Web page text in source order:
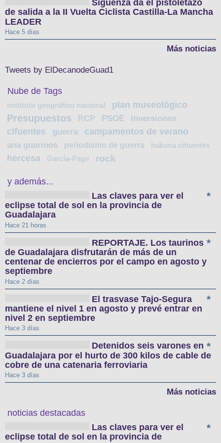
Sigüenza da el pistoletazo
de salida a la II Vuelta Ciclista Castilla-La Mancha
LEADER
Hace 5 días
Más noticias
Tweets by ElDecanodeGuad1
Nube de Tags
instituto geográfico nacional plan museológico
Presupuestos RCP PSOE inversiones
cifuentes guerra campamentos de verano
ana guarinos periodismo de guerra hakuna cifuentes
hercesa García-Page rock
y además...
Las claves para ver el
eclipse total de sol en la provincia de
Guadalajara
Hace 21 horas
REPORTAJE. Los taurinos
de Guadalajara disfrutarán de más de un
centenar de encierros por el campo en agosto y
septiembre
Hace 2 días
El trasvase Tajo-Segura
mantiene el nivel 1 en agosto y prevé entrar en
nivel 2 en septiembre
Hace 3 días
Detenidos seis varones en
Guadalajara por el hurto de 300 kilos de cable de
cobre de una catenaria ferroviaria
Hace 3 días
Más noticias
noticias destacadas
Las claves para ver el
eclipse total de sol en la provincia de